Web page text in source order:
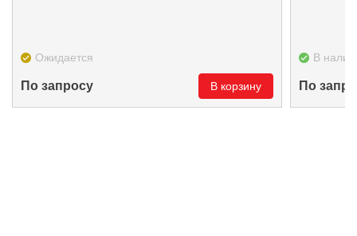
Ожидается
По запросу В корзину
В
По